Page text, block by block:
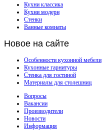
Кухни классика
Кухни модерн
Стенки
Ванные комнаты
Новое на сайте
Особенности кухонной мебели
Кухонные гарнитуры
Стенка для гостиной
Материалы для столешниц
Вопросы
Вакансии
Производители
Новости
Информация